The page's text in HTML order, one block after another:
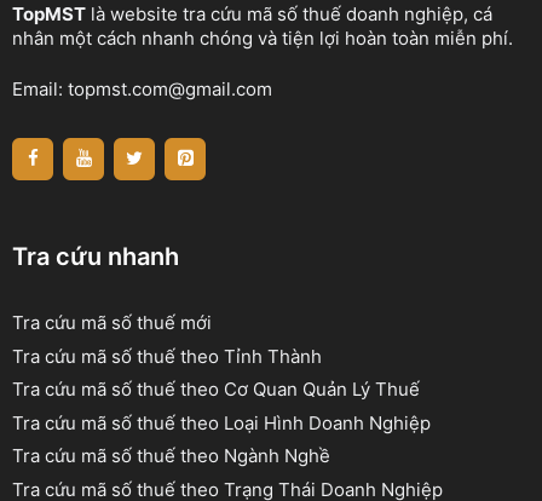
TopMST là website tra cứu mã số thuế doanh nghiệp, cá
nhân một cách nhanh chóng và tiện lợi hoàn toàn miễn phí.
Email: topmst.com@gmail.com
Tra cứu nhanh
Tra cứu mã số thuế mới
Tra cứu mã số thuế theo Tỉnh Thành
Tra cứu mã số thuế theo Cơ Quan Quản Lý Thuế
Tra cứu mã số thuế theo Loại Hình Doanh Nghiệp
Tra cứu mã số thuế theo Ngành Nghề
Tra cứu mã số thuế theo Trạng Thái Doanh Nghiệp